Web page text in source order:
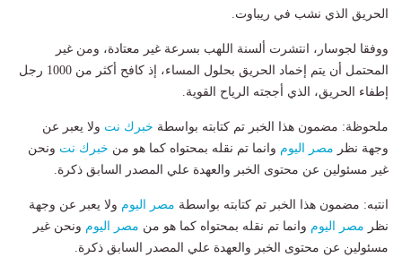
الحريق الذي نشب في ريباوت.
ووفقا لجوسار، انتشرت ألسنة اللهب بسرعة غير معتادة، ومن غير
المحتمل أن يتم إخماد الحريق بحلول المساء، إذ كافح أكثر من 1000 رجل
إطفاء الحريق، الذي أججته الرياح القوية.
ملحوظة: مضمون هذا الخبر تم كتابته بواسطة خبرك نت ولا يعبر عن
وجهة نظر مصر اليوم وانما تم نقله بمحتواه كما هو من خبرك نت ونحن
غير مسئولين عن محتوى الخبر والعهدة علي المصدر السابق ذكرة.
انتبه: مضمون هذا الخبر تم كتابته بواسطة مصر اليوم ولا يعبر عن وجهة
نظر مصر اليوم وانما تم نقله بمحتواه كما هو من مصر اليوم ونحن غير
مسئولين عن محتوى الخبر والعهدة علي المصدر السابق ذكرة.